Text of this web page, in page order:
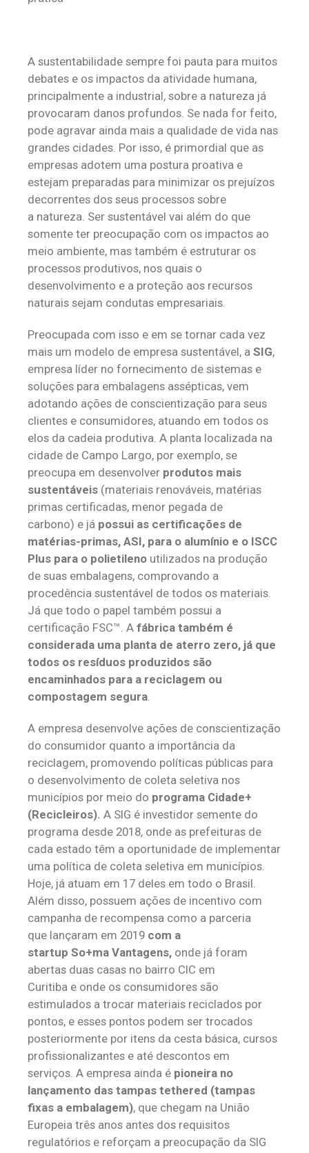
A sustentabilidade sempre foi pauta para muitos
debates e os impactos da atividade humana,
principalmente a industrial, sobre a natureza já
provocaram danos profundos. Se nada for feito,
pode agravar ainda mais a qualidade de vida nas
grandes cidades. Por isso, é primordial que as
empresas adotem uma postura proativa e
estejam preparadas para minimizar os prejuízos
decorrentes dos seus processos sobre
a natureza. Ser sustentável vai além do que
somente ter preocupação com os impactos ao
meio ambiente, mas também é estruturar os
processos produtivos, nos quais o
desenvolvimento e a proteção aos recursos
naturais sejam condutas empresariais.
Preocupada com isso e em se tornar cada vez
mais um modelo de empresa sustentável, a SIG,
empresa líder no fornecimento de sistemas e
soluções para embalagens assépticas, vem
adotando ações de conscientização para seus
clientes e consumidores, atuando em todos os
elos da cadeia produtiva. A planta localizada na
cidade de Campo Largo, por exemplo, se
preocupa em desenvolver produtos mais
sustentáveis (materiais renováveis, matérias
primas certificadas, menor pegada de
carbono) e já possui as certificações de
matérias-primas, ASI, para o alumínio e o ISCC
Plus para o polietileno utilizados na produção
de suas embalagens, comprovando a
procedência sustentável de todos os materiais.
Já que todo o papel também possui a
certificação FSC™. A fábrica também é
considerada uma planta de aterro zero, já que
todos os resíduos produzidos são
encaminhados para a reciclagem ou
compostagem segura.
A empresa desenvolve ações de conscientização
do consumidor quanto a importância da
reciclagem, promovendo políticas públicas para
o desenvolvimento de coleta seletiva nos
municípios por meio do programa Cidade+
(Recicleiros). A SIG é investidor semente do
programa desde 2018, onde as prefeituras de
cada estado têm a oportunidade de implementar
uma política de coleta seletiva em municípios.
Hoje, já atuam em 17 deles em todo o Brasil.
Além disso, possuem ações de incentivo com
campanha de recompensa como a parceria
que lançaram em 2019 com a
startup So+ma Vantagens, onde já foram
abertas duas casas no bairro CIC em
Curitiba e onde os consumidores são
estimulados a trocar materiais reciclados por
pontos, e esses pontos podem ser trocados
posteriormente por itens da cesta básica, cursos
profissionalizantes e até descontos em
serviços. A empresa ainda é pioneira no
lançamento das tampas tethered (tampas
fixas a embalagem), que chegam na União
Europeia três anos antes dos requisitos
regulatórios e reforçam a preocupação da SIG